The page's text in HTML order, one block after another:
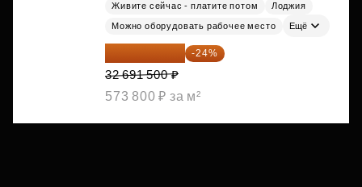
Живите сейчас - платите потом
Лоджия
Можно оборудовать рабочее место Ещё
24 845 540 ₽ -24%
32 691 500 ₽
573 800 ₽ за м²